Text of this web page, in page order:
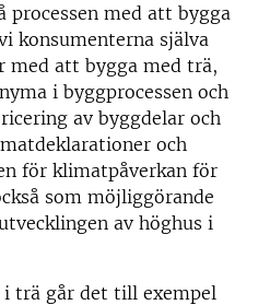
processen med att bygga
konsumenterna själva
med att bygga med trä,
i byggprocessen och
av byggdelar och
och
för klimatpåverkan för
som möjliggörande
av höghus i
trä går det till exempel